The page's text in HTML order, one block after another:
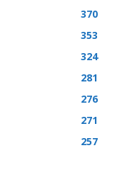
370
353
324
281
276
271
257